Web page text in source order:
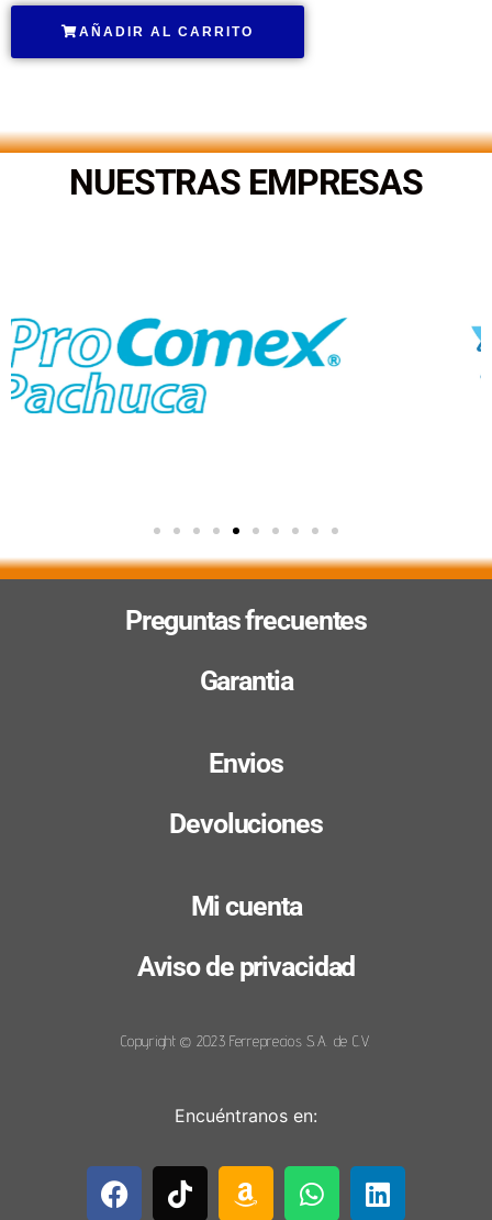
AÑADIR AL CARRITO
NUESTRAS EMPRESAS
Preguntas frecuentes
Garantia
Envios
Devoluciones
Mi cuenta
Aviso de privacidad
Copyright © 2023 Ferreprecios S.A. de C.V.
Encuéntranos en: